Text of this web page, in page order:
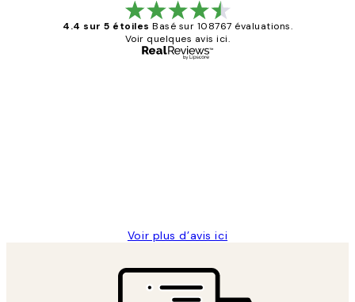
4.4 sur 5 étoiles Basé sur 108767 évaluations.
Voir quelques avis ici.
Voir plus d’avis ici